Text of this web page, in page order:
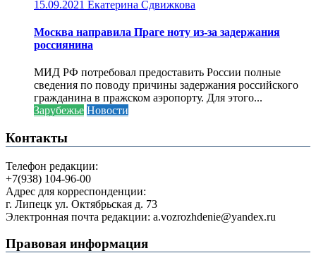
15.09.2021 Екатерина Сдвижкова
Москва направила Праге ноту из-за задержания
россиянина
МИД РФ потребовал предоставить России полные
сведения по поводу причины задержания российского
гражданина в пражском аэропорту. Для этого...
Зарубежье Новости
Контакты
Телефон редакции:
+7(938) 104-96-00
Адрес для корреспонденции:
г. Липецк ул. Октябрьская д. 73
Электронная почта редакции: a.vozrozhdenie@yandex.ru
Правовая информация